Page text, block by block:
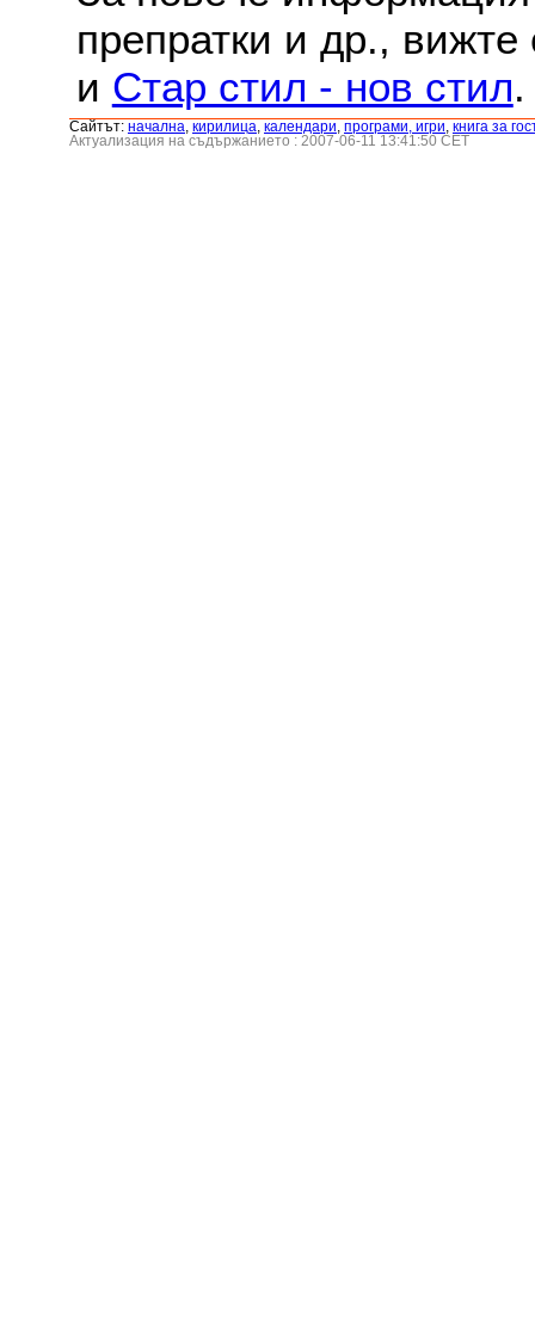
препратки и др.,
и Стар стил - нов стил.
Сайтът: началнa кирилица календари програми, игри книга за
Актуализация на съдържанието : 2007-06-11 13:41:50 CET